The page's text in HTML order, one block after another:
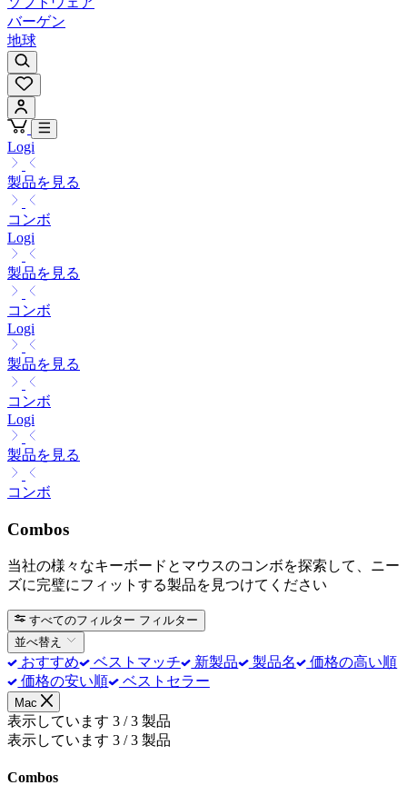
バーゲン
地球
Logi
製品を見る
コンボ
Logi
製品を見る
コンボ
Logi
製品を見る
コンボ
Logi
製品を見る
コンボ
Combos
当社の様々なキーボードとマウスのコンボを探索して、ニー
ズに完璧にフィットする製品を見つけてください
すべてのフィルター フィルター
並べ替え
おすすめ ベストマッチ 新製品 製品名
価格の高い順
価格の安い順
ベストセラー
Mac
表示しています 3 / 3 製品
表示しています 3 / 3 製品
Combos